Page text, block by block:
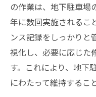
の作業は、地下駐車場
年に数回実施されるこ
ンス記録をしっかりと
視化し、必要に応じた
す。これにより、地下
にわたって維持するこ